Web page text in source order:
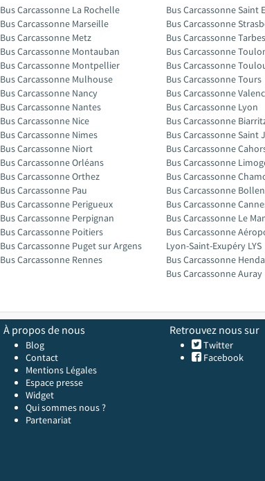
Bus Carcassonne La Rochelle
Bus Carcassonne Marseille
Bus Carcassonne Metz
Bus Carcassonne Montauban
Bus Carcassonne Montpellier
Bus Carcassonne Mulhouse
Bus Carcassonne Nancy
Bus Carcassonne Nantes
Bus Carcassonne Nice
Bus Carcassonne Nimes
Bus Carcassonne Niort
Bus Carcassonne Orléans
Bus Carcassonne Orthez
Bus Carcassonne Pau
Bus Carcassonne Perigueux
Bus Carcassonne Perpignan
Bus Carcassonne Poitiers
Bus Carcassonne Puget sur Argens
Bus Carcassonne Rennes
Bus Carcassonne Saint
Bus Carcassonne
Bus Carcassonne Tarbes
Bus Carcassonne
Bus Carcassonne
Bus Carcassonne Tours
Bus Carcassonne
Bus Carcassonne Lyon
Bus Carcassonne
Bus Carcassonne Saint
Bus Carcassonne
Bus Carcassonne
Bus Carcassonne
Bus Carcassonne
Bus Carcassonne
Bus Carcassonne Le
Bus Carcassonne
Lyon-Saint-Exupéry LYS
Bus Carcassonne
Bus Carcassonne Auray
À propos de nous
Blog
Contact
Mentions Légales
Espace presse
Widget
Qui sommes nous ?
Partenariat
Retrouvez nous sur
Twitter
Facebook